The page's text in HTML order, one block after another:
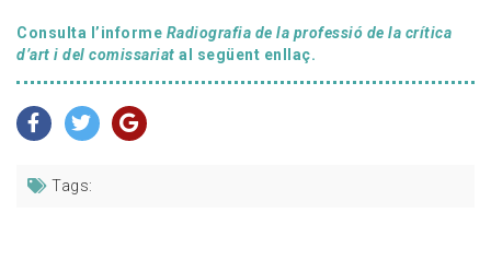
Consulta l’informe Radiografia de la professió de la crítica
d’art i del comissariat al següent enllaç.
Tags: